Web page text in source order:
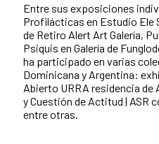
Entre sus exposiciones
Profilácticas en Estudio Ele
de Retiro Alert Art Galería,
Psiquis en Galería de
ha participado en varias
Dominicana y Argentina:
Abierto URRA residencia de
y Cuestión de Actitud | ASR
entre otras.